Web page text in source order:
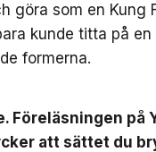
göra som en
kunde titta på
formerna.
Föreläsningen på
att sättet du